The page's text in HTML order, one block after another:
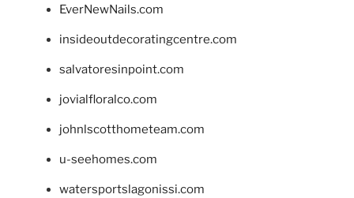
EverNewNails.com
insideoutdecoratingcentre.com
salvatoresinpoint.com
jovialfloralco.com
johnlscotthometeam.com
u-seehomes.com
watersportslagonissi.com